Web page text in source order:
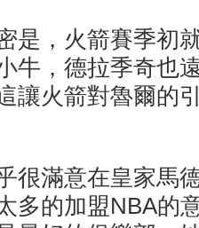
，火箭賽季初
牛，德拉季奇也
讓火箭對魯爾的
滿意在皇家馬
多的加盟NBA的